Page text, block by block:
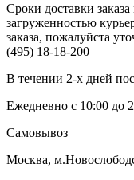
Сроки доставки
загруженностью
заказа, пожалуйста
(495) 18-18-200
В течении 2-х дней
Ежедневно с 10:00 до
Самовывоз
Москва,